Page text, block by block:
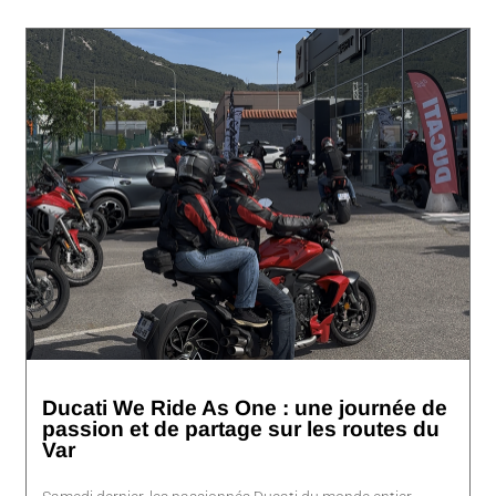
Ducati We Ride As One : une journée de
passion et de partage sur les routes du
Var